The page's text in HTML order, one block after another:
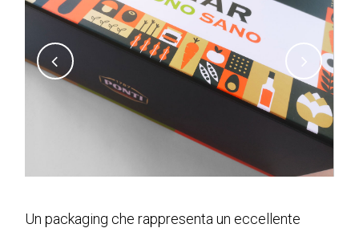
Un packaging che rappresenta un eccellente